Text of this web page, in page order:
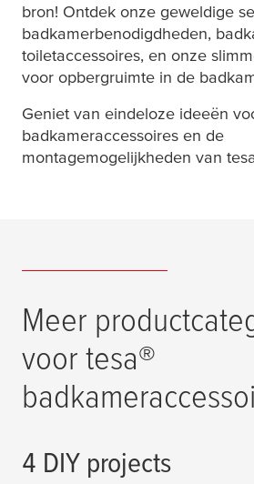
bron! Ontdek onze geweldige
badkamerbenodigdheden,
toiletaccessoires, en onze
voor opbergruimte in de
Geniet van eindeloze ideeën
badkameraccessoires en de
montagemogelijkheden van
Meer
voor tesa®
4 DIY projects